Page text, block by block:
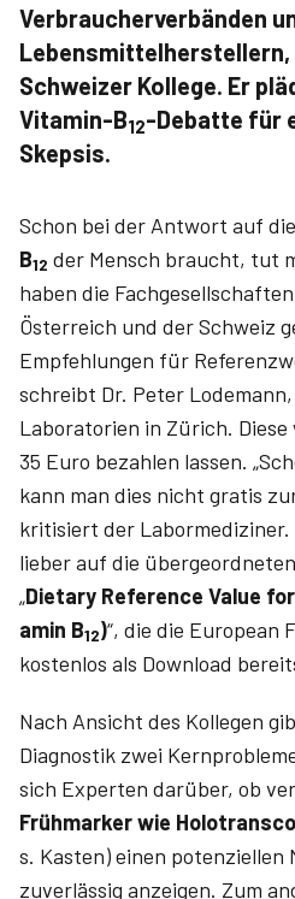
Verbraucherverbänden
Lebensmittelherstellern,
Schweizer Kollege. Er
Vitamin-B12-Debatte für
Skepsis.
Schon bei der Antwort auf
B12 der Mensch braucht, tut
haben die
Österreich und der Schweiz
Empfehlungen für
schreibt Dr. Peter
Laboratorien in Zürich.
35 Euro bezahlen lassen.
kann man dies nicht gratis
kritisiert der
lieber auf die
„Dietary Reference Value
amin B12)“, die die European
kostenlos als Download
Nach Ansicht des Kollegen
Diagnostik zwei
sich Experten darüber, ob
Frühmarker wie
s. Kasten) einen potenziellen
zuverlässig anzeigen. Zum